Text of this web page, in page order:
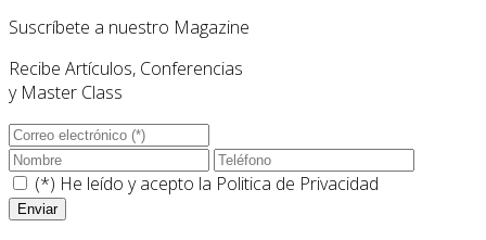
Suscríbete a nuestro Magazine
Recibe Artículos, Conferencias
y Master Class
(*) He leído y acepto la Politica de Privacidad